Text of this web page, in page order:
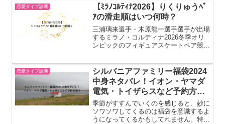
つまりこのタイプは、“好き”を宣言する
より、自然に特別扱いし...
恋愛タイプ診断
【ﾐﾗﾉｺﾙﾃｨﾅ2026】りくりゅうﾍﾟ
ｱの滑走順はいつ何時？
三浦璃来選手・木原龍一選手選手が出場
するミラノ・コルティナ2026冬季オリ
ンピックのフィギュアスケートペア競技
した。りくりゅうはフリースケーティン
グで世界最高...
恋愛タイプ診断
シルバニアファミリー福袋2024
中身ネタバレ！イオン・ヤマダ
電気・トイザらスなど予約方法
も
季節がすすんでいくのを感じると、妙に
ソワソワしてくるのは福袋を意識するよ
うになってくるかもしてれません。特に